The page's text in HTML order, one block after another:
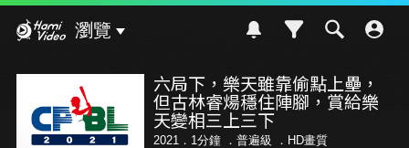
瀏覽
六局下，樂天雖靠偷點上壘，
但古林睿煬穩住陣腳，賞給樂
天變相三上三下
2021．1分鐘 ． 普遍級 ．HD畫質